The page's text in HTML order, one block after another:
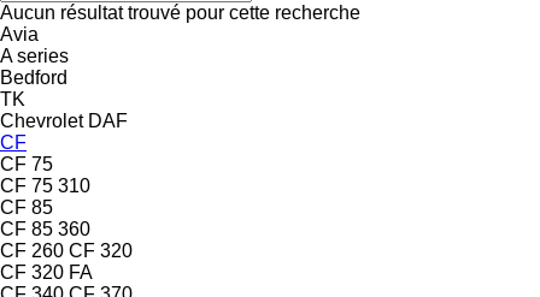
Aucun résultat trouvé pour cette recherche
Avia
A series
Bedford
TK
Chevrolet DAF
CF
CF 75
CF 75 310
CF 85
CF 85 360
CF 260 CF 320
CF 320 FA